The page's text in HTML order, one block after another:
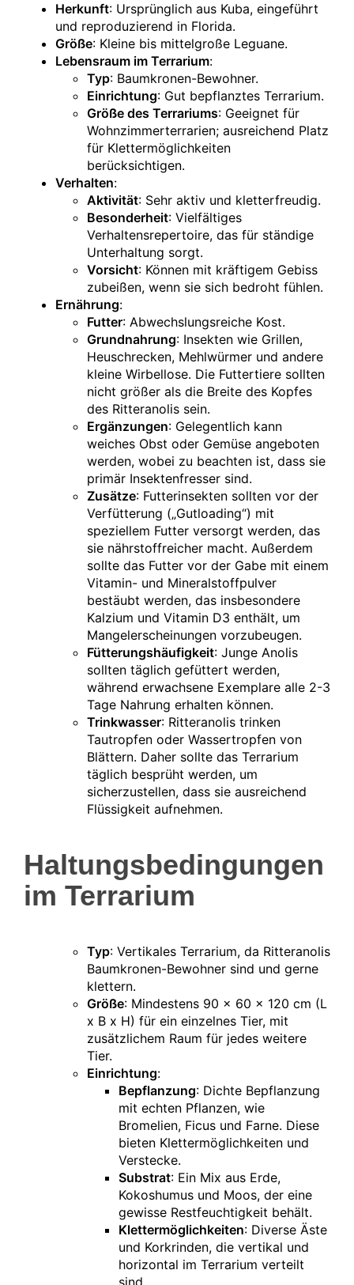
Herkunft: Ursprünglich aus Kuba, eingeführt
und reproduzierend in Florida.
Größe: Kleine bis mittelgroße Leguane.
Lebensraum im Terrarium:
Typ: Baumkronen-Bewohner.
Einrichtung: Gut bepflanztes Terrarium.
Größe des Terrariums: Geeignet für
Wohnzimmerterrarien; ausreichend Platz
für Klettermöglichkeiten
berücksichtigen.
Verhalten:
Aktivität: Sehr aktiv und kletterfreudig.
Besonderheit: Vielfältiges
Verhaltensrepertoire, das für ständige
Unterhaltung sorgt.
Vorsicht: Können mit kräftigem Gebiss
zubeißen, wenn sie sich bedroht fühlen.
Ernährung:
Futter: Abwechslungsreiche Kost.
Grundnahrung: Insekten wie Grillen,
Heuschrecken, Mehlwürmer und andere
kleine Wirbellose. Die Futtertiere sollten
nicht größer als die Breite des Kopfes
des Ritteranolis sein.
Ergänzungen: Gelegentlich kann
weiches Obst oder Gemüse angeboten
werden, wobei zu beachten ist, dass sie
primär Insektenfresser sind.
Zusätze: Futterinsekten sollten vor der
Verfütterung („Gutloading“) mit
speziellem Futter versorgt werden, das
sie nährstoffreicher macht. Außerdem
sollte das Futter vor der Gabe mit einem
Vitamin- und Mineralstoffpulver
bestäubt werden, das insbesondere
Kalzium und Vitamin D3 enthält, um
Mangelerscheinungen vorzubeugen.
Fütterungshäufigkeit: Junge Anolis
sollten täglich gefüttert werden,
während erwachsene Exemplare alle 2-3
Tage Nahrung erhalten können.
Trinkwasser: Ritteranolis trinken
Tautropfen oder Wassertropfen von
Blättern. Daher sollte das Terrarium
täglich besprüht werden, um
sicherzustellen, dass sie ausreichend
Flüssigkeit aufnehmen.
Haltungsbedingungen
im Terrarium
Typ: Vertikales Terrarium, da Ritteranolis
Baumkronen-Bewohner sind und gerne
klettern.
Größe: Mindestens 90 x 60 x 120 cm (L
x B x H) für ein einzelnes Tier, mit
zusätzlichem Raum für jedes weitere
Tier.
Einrichtung:
Bepflanzung: Dichte Bepflanzung
mit echten Pflanzen, wie
Bromelien, Ficus und Farne. Diese
bieten Klettermöglichkeiten und
Verstecke.
Substrat: Ein Mix aus Erde,
Kokoshumus und Moos, der eine
gewisse Restfeuchtigkeit behält.
Klettermöglichkeiten: Diverse Äste
und Korkrinden, die vertikal und
horizontal im Terrarium verteilt